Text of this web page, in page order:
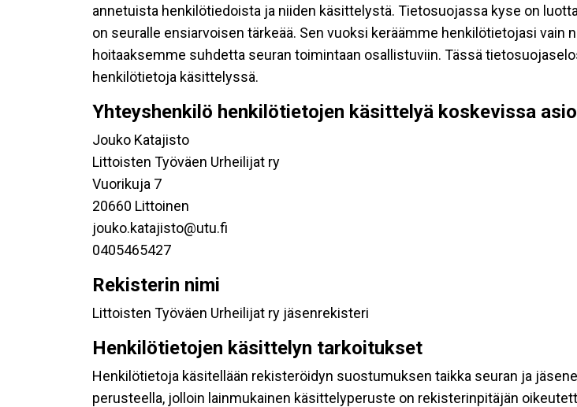
annetuista henkilötiedoista ja niiden käsittelystä. Tietosuojassa kyse on
on seuralle ensiarvoisen tärkeää. Sen vuoksi keräämme henkilötietojasi
hoitaaksemme suhdetta seuran toimintaan osallistuviin. Tässä
henkilötietoja käsittelyssä.
Yhteyshenkilö henkilötietojen käsittelyä koskevissa
Jouko Katajisto
Littoisten Työväen Urheilijat ry
Vuorikuja 7
20660 Littoinen
jouko.katajisto@utu.fi
0405465427
Rekisterin nimi
Littoisten Työväen Urheilijat ry jäsenrekisteri
Henkilötietojen käsittelyn tarkoitukset
Henkilötietoja käsitellään rekisteröidyn suostumuksen taikka seuran ja
perusteella, jolloin lainmukainen käsittelyperuste on rekisterinpitäjän